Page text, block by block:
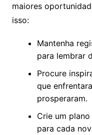
maiores
isso:
Mantenha
para lembrar
Procure
que
prosperaram.
Crie um
para cada